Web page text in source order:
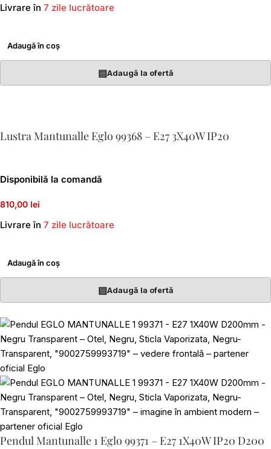
Livrare în 7 zile lucrătoare
Adaugă în coș
▤Adaugă la ofertă
Lustra Mantunalle Eglo 99368 – E27 3X40W IP20
Disponibilă la comandă
810,00 lei
Livrare în 7 zile lucrătoare
Adaugă în coș
▤Adaugă la ofertă
Pendul Mantunalle 1 Eglo 99371 – E27 1X40W IP20 D200